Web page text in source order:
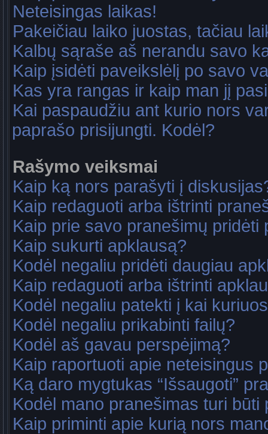
Neteisingas laikas!
Pakeičiau laiko juostas, tačiau
Kalbų sąraše aš nerandu savo
Kaip įsidėti paveikslėlį po savo
Kas yra rangas ir kaip man jį
Kai paspaudžiu ant kurio nors
paprašo prisijungti. Kodėl?
Rašymo veiksmai
Kaip ką nors parašyti į
Kaip redaguoti arba ištrinti
Kaip prie savo pranešimų pridėti
Kaip sukurti apklausą?
Kodėl negaliu pridėti daugiau
Kaip redaguoti arba ištrinti
Kodėl negaliu patekti į kai
Kodėl negaliu prikabinti failų?
Kodėl aš gavau perspėjimą?
Kaip raportuoti apie neteisingus
Ką daro mygtukas “Išsaugoti”
Kodėl mano pranešimas turi būti
Kaip priminti apie kurią nors